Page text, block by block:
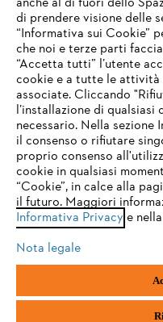
Service
Termini e condizioni
Note legali Cookies
Andreas STIHL S.p.A. - Viale
20040 Cambiago (MI)
Email:info@stihl.it
Numero di partita IVA:
Società a socio unico,
IHR BROWSER
UNTERSTÜTZT
Sie nutzen einen Browser,
eine optimale Nutzung
einem der folgenden
firefox
safari
di prendere visione delle
“Informativa sui Cookie”
che noi e terze parti
“Accetta tutti” l’utente
cookie e a tutte le
associate. Cliccando
l’installazione di
necessario. Nella
il consenso o rifiutare
proprio consenso
cookie in qualsiasi
“Cookie”, in calce alla
il futuro. Maggiori
Informativa Privacy e
Nota legale